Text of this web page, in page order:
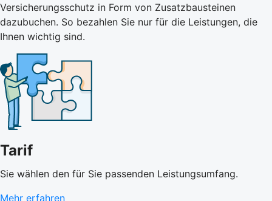
Versicherungsschutz in Form von Zusatzbausteinen
dazubuchen. So bezahlen Sie nur für die Leistungen, die
Ihnen wichtig sind.
Tarif
Sie wählen den für Sie passenden Leistungsumfang.
Mehr erfahren